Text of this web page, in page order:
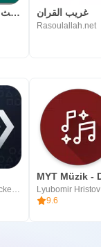
جامع الحديث النبوي الشريف غريب القران
Rasoulallah.net
Lyubomir Hristov
9.6